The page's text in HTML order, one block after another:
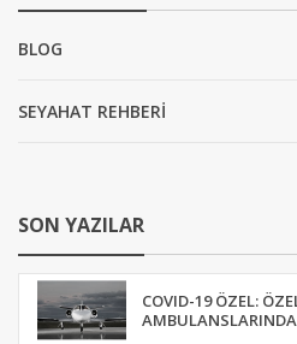
BLOG
SEYAHAT REHBERİ
SON YAZILAR
COVID-19 ÖZEL: